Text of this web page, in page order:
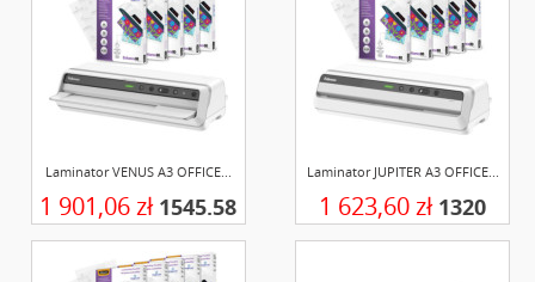
Laminator VENUS A3 OFFICE...
1 901,06 zł 1545.58
Laminator JUPITER A3 OFFICE...
1 623,60 zł 1320